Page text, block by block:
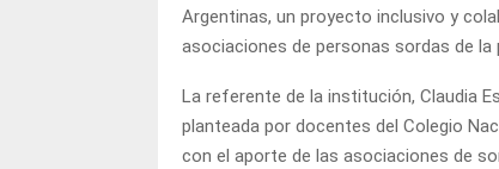
Argentinas, un proyecto inclusivo y
asociaciones de personas sordas de la
La referente de la institución, Claudia
planteada por docentes del Colegio
con el aporte de las asociaciones de